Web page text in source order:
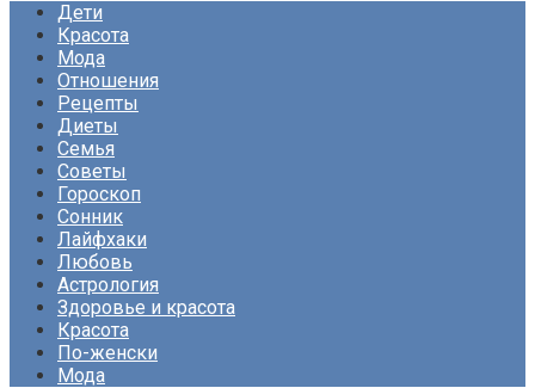
Дети
Красота
Мода
Отношения
Рецепты
Диеты
Семья
Советы
Гороскоп
Сонник
Лайфхаки
Любовь
Астрология
Здоровье и красота
Красота
По-женски
Мода